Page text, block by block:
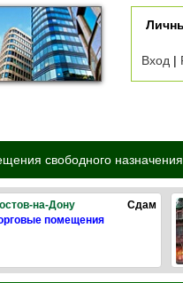
Вход |
свободного назначения
на-Дону
Сдам
помещения